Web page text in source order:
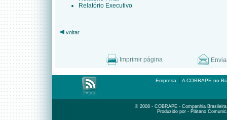
Relatório Executivo
voltar
Imprimir página
Empresa | A COBRAPE no
© 2008 - COBRAPE - Companhia
Produzido por - Plátano